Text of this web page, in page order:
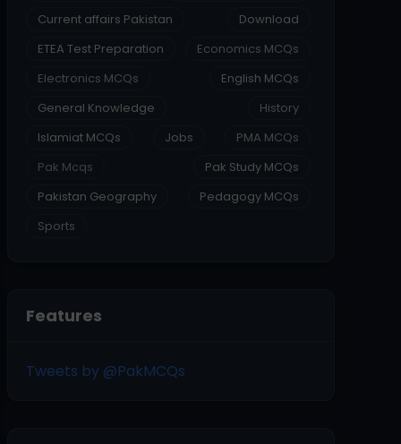
Current affairs Pakistan
Download
ETEA Test Preparation
Economics MCQs
Electronics MCQs
English MCQs
General Knowledge
History
Islamiat MCQs
Jobs
PMA MCQs
Pak Mcqs
Pak Study MCQs
Pakistan Geography
Pedagogy MCQs
Sports
Features
Tweets by @PakMCQs